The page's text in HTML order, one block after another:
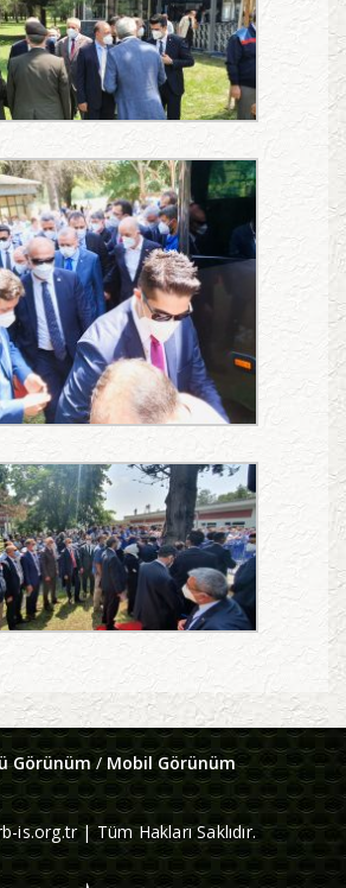
Görünüm/ Mobil Görünüm
is.org.tr | Tüm Hakları Saklıdır.